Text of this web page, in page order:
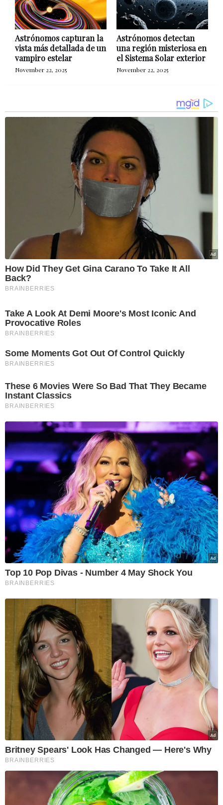
Astrónomos capturan la
vista más detallada de un
vampiro estelar
November 22, 2025
Astrónomos detectan
una región misteriosa en
el Sistema Solar exterior
November 22, 2025